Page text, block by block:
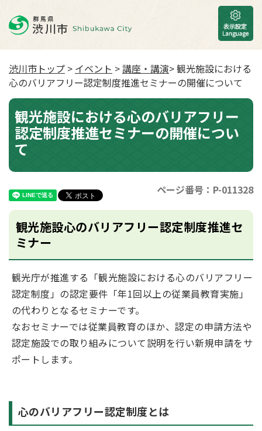
渋川市トップ > イベント >講座・講演> 観光施設における
心のバリアフリー認定制度推進セミナーの開催について
観光施設における心のバリアフリー
認定制度推進セミナーの開催につい
て
ページ番号：P-011328
観光施設心のバリアフリー認定制度推進セ
ミナー
観光庁が推進する「観光施設における心のバリアフリー
認定制度」の認定要件「年1回以上の従業員教育実施」
の代わりとなるセミナーです。
なおセミナーでは従業員教育のほか、認定の申請方法や
認定施設での取り組みについて説明を行い新規申請をサ
ポートします。
心のバリアフリー認定制度とは